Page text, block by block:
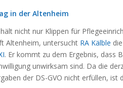
in der Altenheim
hält nicht nur Klippen für
Altenheim, untersucht RA Kälble
. Er kommt zu dem Ergebnis, dass
unwirksam sind. Da die
der DS-GVO nicht erfüllen,